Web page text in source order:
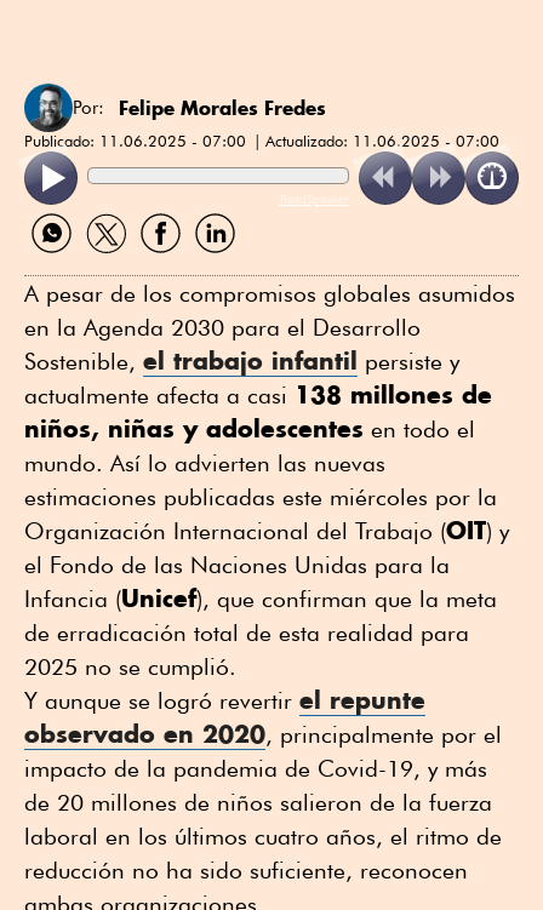
Por: Felipe Morales Fredes
Publicado: 11.06.2025 - 07:00 Actualizado: 11.06.2025 - 07:00
ReadSpeaker
Compartir
por
Compartir
por
Compartir
por
Compartir
por
A pesar de los compromisos globales asumidos
en la Agenda 2030 para el Desarrollo
Sostenible, el trabajo infantil persiste y
actualmente afecta a casi 138 millones de
niños, niñas y adolescentes en todo el
mundo. Así lo advierten las nuevas
estimaciones publicadas este miércoles por la
Organización Internacional del Trabajo (OIT) y
el Fondo de las Naciones Unidas para la
Infancia (Unicef), que confirman que la meta
de erradicación total de esta realidad para
2025 no se cumplió.
Y aunque se logró revertir el repunte
observado en 2020, principalmente por el
impacto de la pandemia de Covid-19, y más
de 20 millones de niños salieron de la fuerza
laboral en los últimos cuatro años, el ritmo de
reducción no ha sido suficiente, reconocen
ambas organizaciones.